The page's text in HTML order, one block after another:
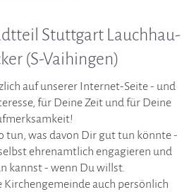
Stuttgart Lauchhau-
(S-Vaihingen)
auf unserer Internet-Seite - und
für Deine Zeit und für Deine
tun, was davon Dir gut tun könnte -
ehrenamtlich engagieren und
kannst - wenn Du willst.
Kirchengemeinde auch persönlich